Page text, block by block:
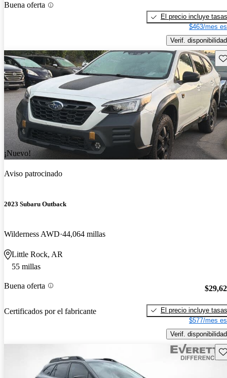
Buena oferta
El precio incluye tasas
$463/mes
Verif. disponibilidad
¡Nuevo!
Aviso patrocinado
2023 Subaru Outback
Wilderness AWD 44,064 millas
Little Rock, AR
55 millas
Buena oferta
Certificados por el fabricante
El precio incluye tasas
$577/mes
Verif. disponibilidad